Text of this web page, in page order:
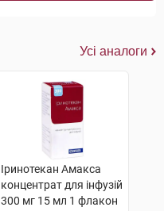
Усі аналоги
Іринотекан Амакса
концентрат для інфузій
300 мг 15 мл 1 флакон